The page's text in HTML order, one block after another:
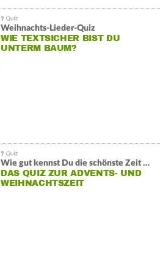
Weihnachts-Lieder-Quiz
WIE TEXTSICHER BIST DU
UNTERM BAUM?
Wie gut kennst Du die schönste Zeit des Winters?
DAS QUIZ ZUR ADVENTS- UND
WEIHNACHTSZEIT